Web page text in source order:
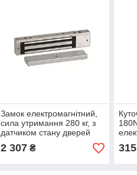
Замок електромагнітний,
сила утримання 280 кг, з
датчиком стану дверей
2 307₴
кг
315